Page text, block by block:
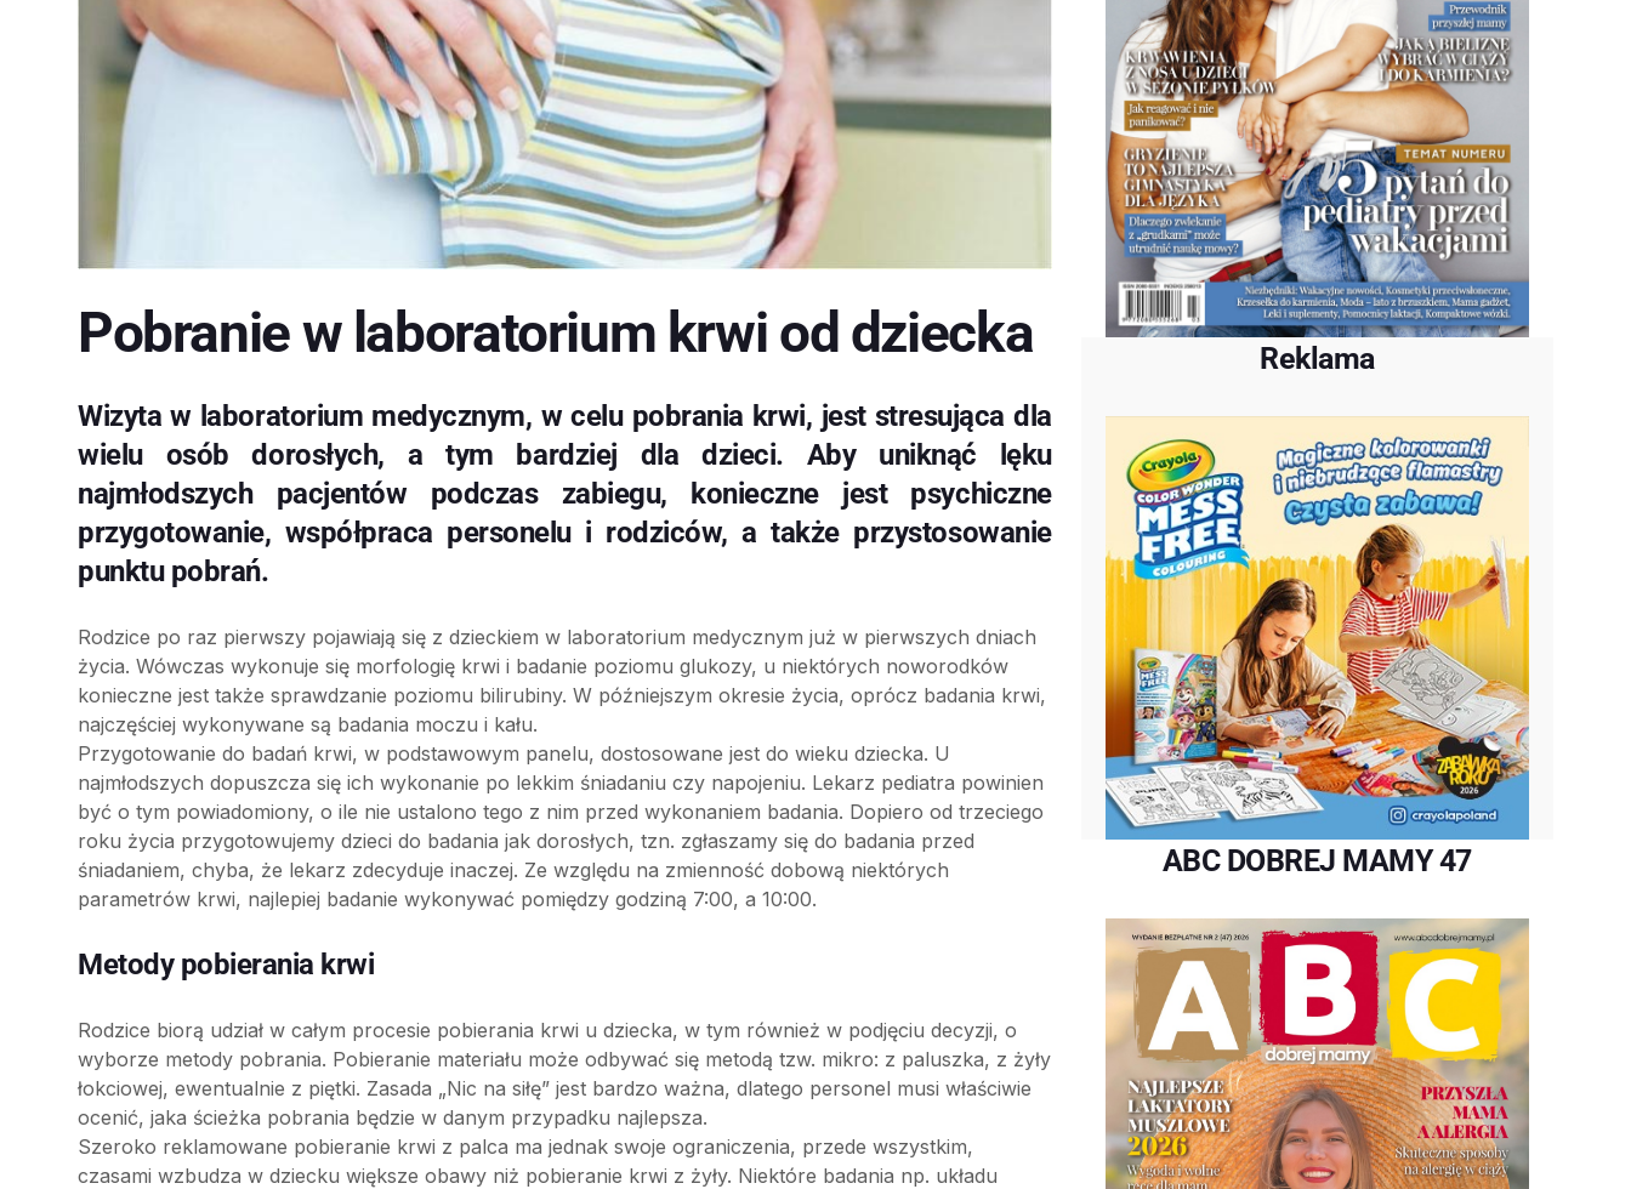
Pobranie w laboratorium krwi od dziecka
Wizyta w laboratorium medycznym, w celu pobrania krwi, jest stresująca dla
wielu osób dorosłych, a tym bardziej dla dzieci. Aby uniknąć lęku
najmłodszych pacjentów podczas zabiegu, konieczne jest psychiczne
przygotowanie, współpraca personelu i rodziców, a także przystosowanie
punktu pobrań.
Rodzice po raz pierwszy pojawiają się z dzieckiem w laboratorium medycznym już w pierwszych dniach
życia. Wówczas wykonuje się morfologię krwi i badanie poziomu glukozy, u niektórych noworodków
konieczne jest także sprawdzanie poziomu bilirubiny. W późniejszym okresie życia, oprócz badania krwi,
najczęściej wykonywane są badania moczu i kału.
Przygotowanie do badań krwi, w podstawowym panelu, dostosowane jest do wieku dziecka. U
najmłodszych dopuszcza się ich wykonanie po lekkim śniadaniu czy napojeniu. Lekarz pediatra powinien
być o tym powiadomiony, o ile nie ustalono tego z nim przed wykonaniem badania. Dopiero od trzeciego
roku życia przygotowujemy dzieci do badania jak dorosłych, tzn. zgłaszamy się do badania przed
śniadaniem, chyba, że lekarz zdecyduje inaczej. Ze względu na zmienność dobową niektórych
parametrów krwi, najlepiej badanie wykonywać pomiędzy godziną 7:00, a 10:00.
Metody pobierania krwi
Rodzice biorą udział w całym procesie pobierania krwi u dziecka, w tym również w podjęciu decyzji, o
wyborze metody pobrania. Pobieranie materiału może odbywać się metodą tzw. mikro: z paluszka, z żyły
łokciowej, ewentualnie z piętki. Zasada „Nic na siłę” jest bardzo ważna, dlatego personel musi właściwie
ocenić, jaka ścieżka pobrania będzie w danym przypadku najlepsza.
Szeroko reklamowane pobieranie krwi z palca ma jednak swoje ograniczenia, przede wszystkim,
czasami wzbudza w dziecku większe obawy niż pobieranie krwi z żyły. Niektóre badania np. układu
Reklama
ABC DOBREJ MAMY 47